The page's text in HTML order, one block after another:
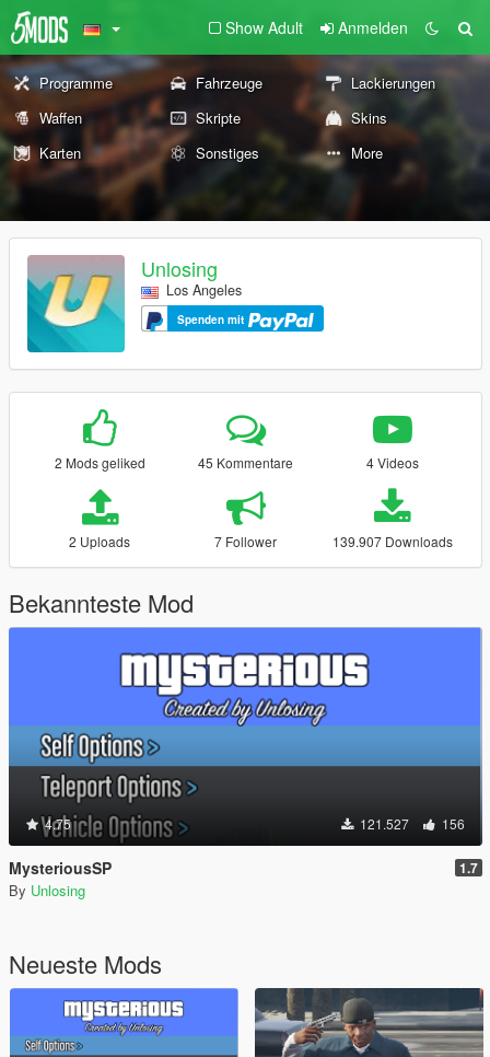
Show Adult Anmelden
Programme Fahrzeuge
Lackierungen
Waffen
Skripte
Skins
Karten
Sonstiges More
Unlosing
Los Angeles
Spenden mit
2 Mods geliked 45 Kommentare 4 Videos
2 Uploads 7 Follower 139.907 Downloads
Bekannteste Mod
4.75 121.527 156
MysteriousSP 1.7
By Unlosing
Neueste Mods